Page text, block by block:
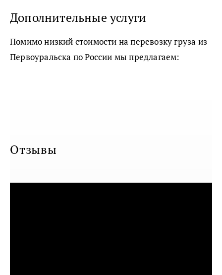
Дополнительные услуги
Помимо низкий стоимости на перевозку груза из
Первоуральска по России мы предлагаем:
Отзывы